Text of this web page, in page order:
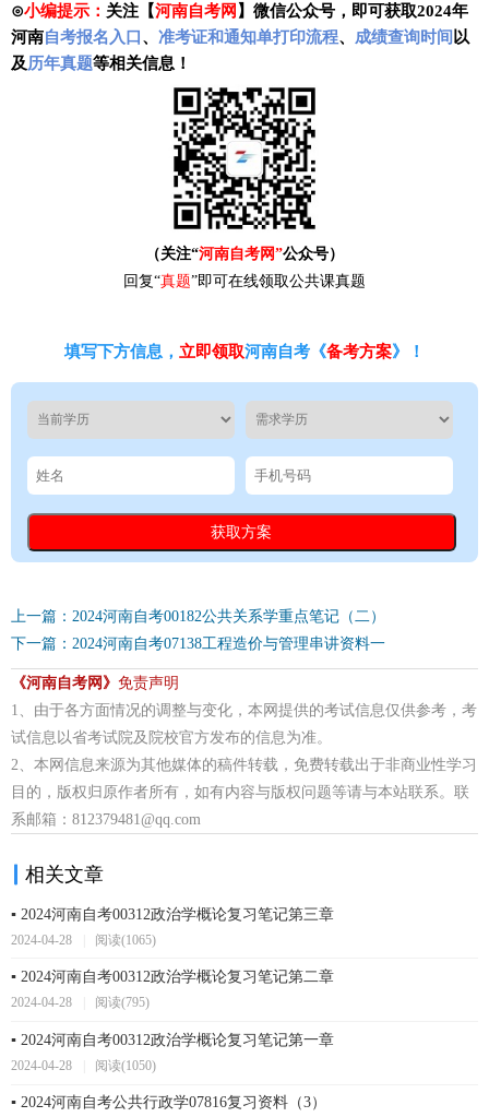
⊙小编提示： 关注【河南自考网 】微信公众号，即可获取2024年
河南自考报名入口 、 准考证和通知单打印流程、 成绩查询时间 以
及 历年真题等相关信息！
（关注“河南自考网”公众号）
回复“真题”即可在线领取公共课真题
填写下方信息， 立即领取河南自考《备考方案》！
上一篇：2024河南自考00182公共关系学重点笔记（二）
下一篇：2024河南自考07138工程造价与管理串讲资料一
《河南自考网》 免责声明
1、由于各方面情况的调整与变化，本网提供的考试信息仅供参考，考
试信息以省考试院及院校官方发布的信息为准。
2、本网信息来源为其他媒体的稿件转载，免费转载出于非商业性学习
目的，版权归原作者所有，如有内容与版权问题等请与本站联系。联
系邮箱：812379481@qq.com
相关文章
▪ 2024河南自考00312政治学概论复习笔记第三章
2024-04-28 阅读(1065)
▪ 2024河南自考00312政治学概论复习笔记第二章
2024-04-28 阅读(795)
▪ 2024河南自考00312政治学概论复习笔记第一章
2024-04-28 阅读(1050)
▪ 2024河南自考公共行政学07816复习资料（3）